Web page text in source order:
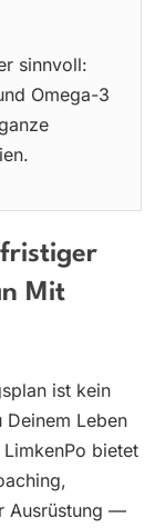
sinnvoll:
Omega-3
Mit
ist kein
Deinem Leben
bietet
Ausrüstung —